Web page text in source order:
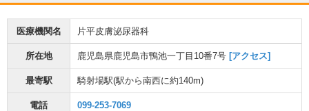
医療機関名 片平皮膚泌尿器科
所在地 鹿児島県鹿児島市鴨池一丁目10番7号 [アクセス]
最寄駅 騎射場駅(駅から南西に約140m)
電話 099-253-7069